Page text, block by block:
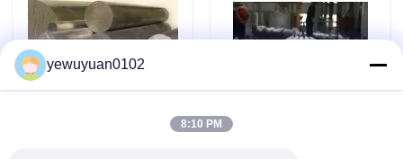
Contactez-nous
Nouvelles
yewuyuan0102
8:10 PM